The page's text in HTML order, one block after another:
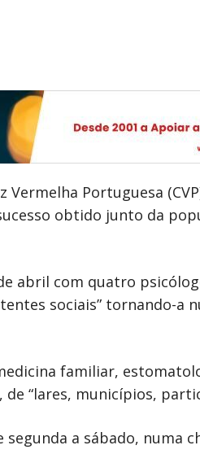
Portuguesa
obtido junto da
abril com quatro
sociais” tornando-
familiar,
“lares, municípios,
segunda a sábado,